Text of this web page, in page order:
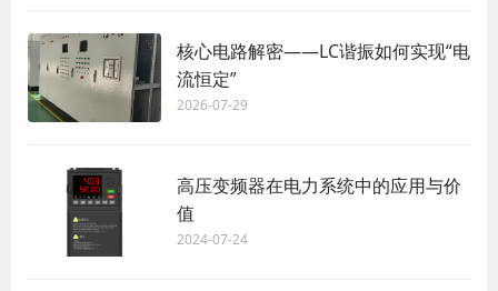
核心电路解密——LC谐振如何实现“电
流恒定”
2026-07-29
高压变频器在电力系统中的应用与价
值
2024-07-24